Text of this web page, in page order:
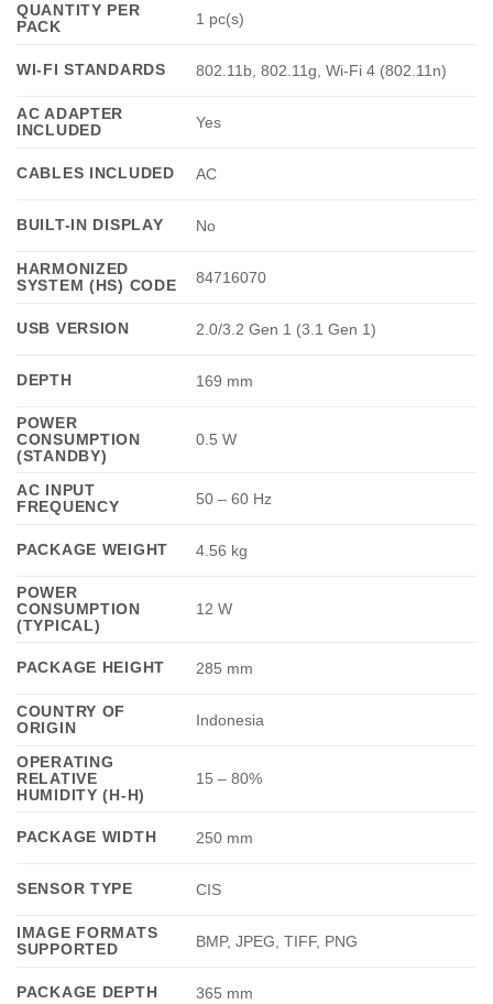
QUANTITY PER
PACK
1 pc(s)
WI-FI STANDARDS 802.11b, 802.11g, Wi-Fi 4 (802.11n)
AC ADAPTER
INCLUDED
Yes
CABLES INCLUDED AC
BUILT-IN DISPLAY No
HARMONIZED
SYSTEM (HS) CODE
84716070
USB VERSION 2.0/3.2 Gen 1 (3.1 Gen 1)
DEPTH 169 mm
POWER
CONSUMPTION
(STANDBY)
0.5 W
AC INPUT
FREQUENCY
50 – 60 Hz
PACKAGE WEIGHT 4.56 kg
POWER
CONSUMPTION
(TYPICAL)
12 W
PACKAGE HEIGHT 285 mm
COUNTRY OF
ORIGIN
Indonesia
OPERATING
RELATIVE
HUMIDITY (H-H)
15 – 80%
PACKAGE WIDTH 250 mm
SENSOR TYPE CIS
IMAGE FORMATS
SUPPORTED
BMP, JPEG, TIFF, PNG
PACKAGE DEPTH 365 mm